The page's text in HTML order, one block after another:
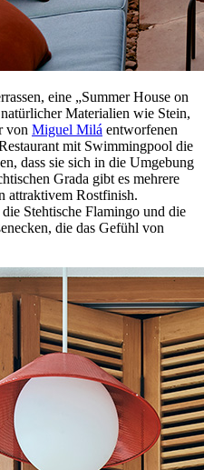
eine „Summer House on
Materialien wie Stein,
von Miguel Milá entworfenen
mit Swimmingpool die
dass sie sich in die Umgebung
Grada gibt es mehrere
attraktivem Rostfinish.
Stehtische Flamingo und die
die das Gefühl von